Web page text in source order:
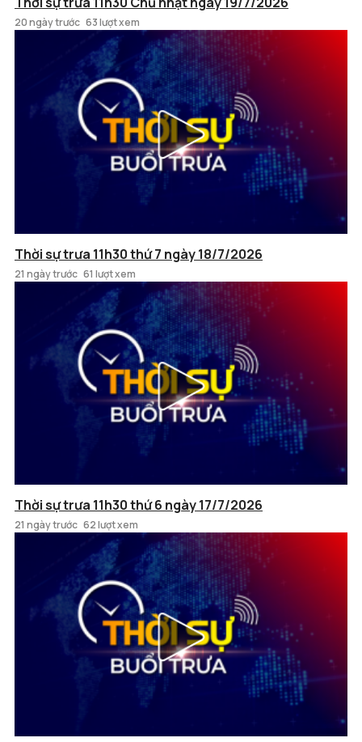
20 ngày trước 63 lượt xem
Thời sự trưa 11h30 thứ 7 ngày 18/7/2026
21 ngày trước 61 lượt xem
Thời sự trưa 11h30 thứ 6 ngày 17/7/2026
21 ngày trước 62 lượt xem